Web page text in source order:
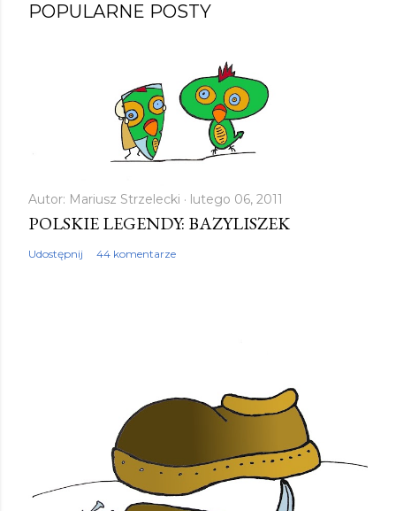
POPULARNE POSTY
Autor: Mariusz Strzelecki lutego 06, 2011
POLSKIE LEGENDY: BAZYLISZEK
Udostępnij 44 komentarze